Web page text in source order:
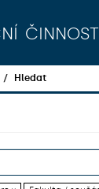
Hledat